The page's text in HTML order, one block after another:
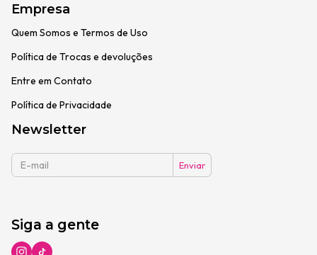
Empresa
Quem Somos e Termos de Uso
Política de Trocas e devoluções
Entre em Contato
Política de Privacidade
Newsletter
Siga a gente